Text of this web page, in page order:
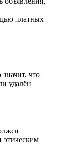
платных
что
удалён
этическим